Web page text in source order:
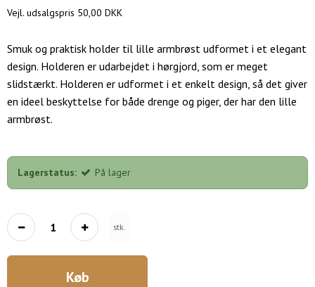
Vejl. udsalgspris 50,00 DKK
Smuk og praktisk holder til lille armbrøst udformet i et elegant
design. Holderen er udarbejdet i hørgjord, som er meget
slidstærkt. Holderen er udformet i et enkelt design, så det giver
en ideel beskyttelse for både drenge og piger, der har den lille
armbrøst.
Lagerstatus: På lager
stk.
Køb